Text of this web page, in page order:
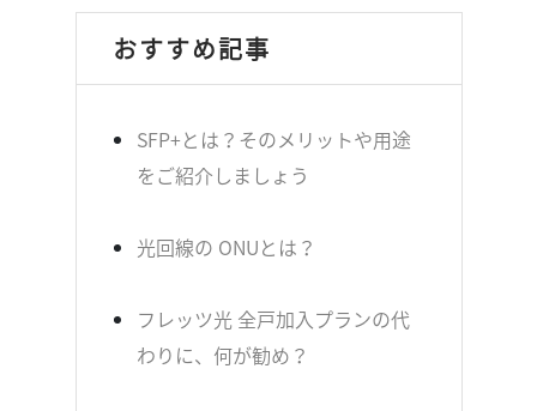
おすすめ記事
SFP+とは？そのメリットや用途
をご紹介しましょう
光回線の ONUとは？
フレッツ光 全戸加入プランの代
わりに、何が勧め？